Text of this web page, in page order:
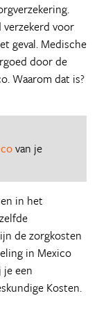
verzekerd voor
geval. Medische
door de
Waarom dat is?
van je
in het
de zorgkosten
in Mexico
een
Kosten.